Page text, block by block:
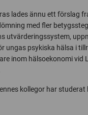
lades ännu ett förslag
med fler
utvärderingssystem,
ungas psykiska hälsa i
inom hälsoekonomi vid
kollegor har studerat